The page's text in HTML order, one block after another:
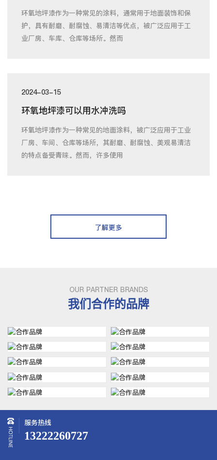
环氧地坪漆作为一种常见的涂料，通常用于地面装饰和保
护，具有耐磨、耐腐蚀、易清洁等优点，被广泛应用于工
业厂房、车库、仓库等场所。然而
2024-03-15
环氧地坪漆可以用水冲洗吗
环氧地坪漆作为一种常见的地面涂料，被广泛应用于工业
厂房、车间、仓库等场所，其耐磨、耐腐蚀、美观易清洁
的特点备受青睐。然而，许多使用
了解更多
OUR PARTNER BRANDS
我们合作的品牌
服务热线
13222260727